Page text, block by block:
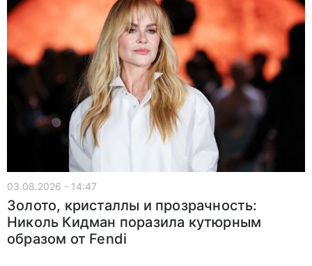
03.08.2026 - 14:47
Золото, кристаллы и прозрачность:
Николь Кидман поразила кутюрным
образом от Fendi